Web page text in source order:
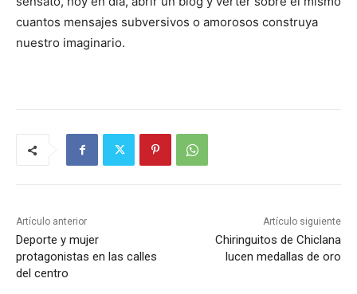
cuantos mensajes subversivos o amorosos construya
nuestro imaginario.
Artículo anterior
Deporte y mujer
protagonistas en las calles
del centro
Artículo siguiente
Chiringuitos de Chiclana
lucen medallas de oro